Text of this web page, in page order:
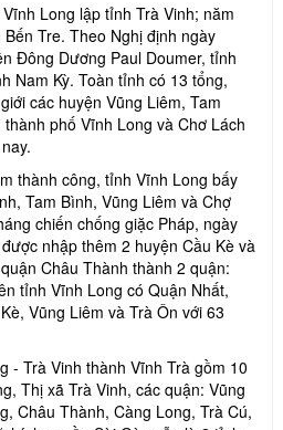
Long lập tỉnh Trà Vinh; năm
Tre. Theo Nghị định ngày
Đông Dương Paul Doumer, tỉnh
Nam Kỳ. Toàn tỉnh có 13 tổng,
các huyện Vũng Liêm, Tam
phố Vĩnh Long và Chơ Lách
thành công, tỉnh Vĩnh Long bấy
Tam Bình, Vũng Liêm và Chợ
chiến chống giặc Pháp, ngày
nhập thêm 2 huyện Cầu Kè và
Châu Thành thành 2 quận:
tỉnh Vĩnh Long có Quận Nhất,
Vũng Liêm và Trà Ôn với 63
- Trà Vinh thành Vĩnh Trà gồm 10
Thị xã Trà Vinh, các quận: Vũng
Châu Thành, Càng Long, Trà Cú,